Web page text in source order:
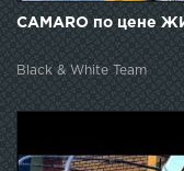
CAMARO по цене
Black & White Team